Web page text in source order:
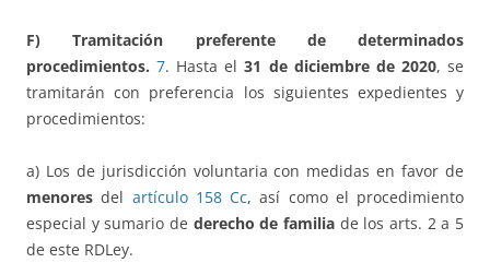
F) Tramitación preferente de determinados
procedimientos.7. Hasta el31 de diciembre de 2020, se
tramitarán con preferencia los siguientes expedientes y
procedimientos:
a) Los de jurisdicción voluntaria con medidas en favor de
menores del artículo 158 Cc, así como el procedimiento
especial y sumario de derecho de familia de los arts. 2 a 5
de este RDLey.